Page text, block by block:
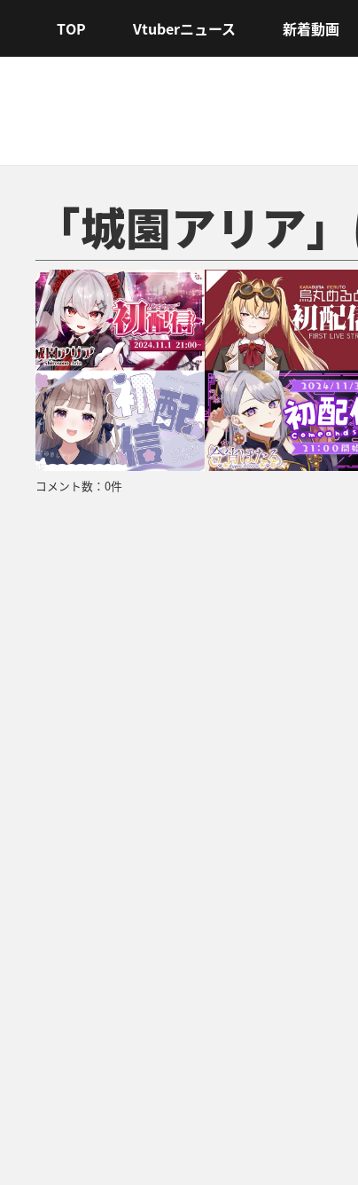
TOP Vtuberニュース 新着動画
「城園アリア
コメント数：0件